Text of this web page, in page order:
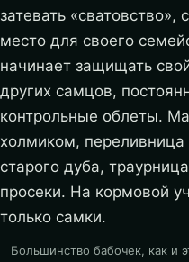
затевать
место для своего
начинает защищать
других самцов,
контрольные облеты.
холмиком, переливница
старого дуба,
просеки. На кормовой
только самки.
Большинство бабочек, как и